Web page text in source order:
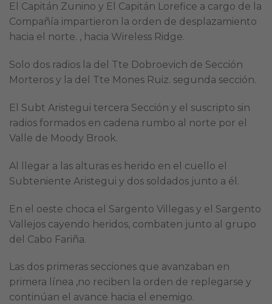
El Capitán Zunino y El Capitán Lorefice a cargo de la
Compañía impartieron la orden de desplazamiento
hacia el norte. , hacia Wireless Ridge.
Solo dos radios la del Tte Dobroevich de Sección
Morteros y la del Tte Mones Ruiz. segunda sección.
El Subt Aristegui tercera Sección y el suscripto sin
radios formados en cadena rumbo al norte por el
Valle de Moody Brook.
Al llegar a las alturas es herido en el cuello el
Subteniente Aristegui y dos soldados junto a él.
En el oeste choca el Sargento Villegas y el Sargento
Vallejos cayendo heridos, combaten junto al grupo
del Cabo Fariña.
Las dos primeras secciones que avanzaban en
primera línea ,no reciben la orden de replegarse y
continúan el avance hacia el enemigo.